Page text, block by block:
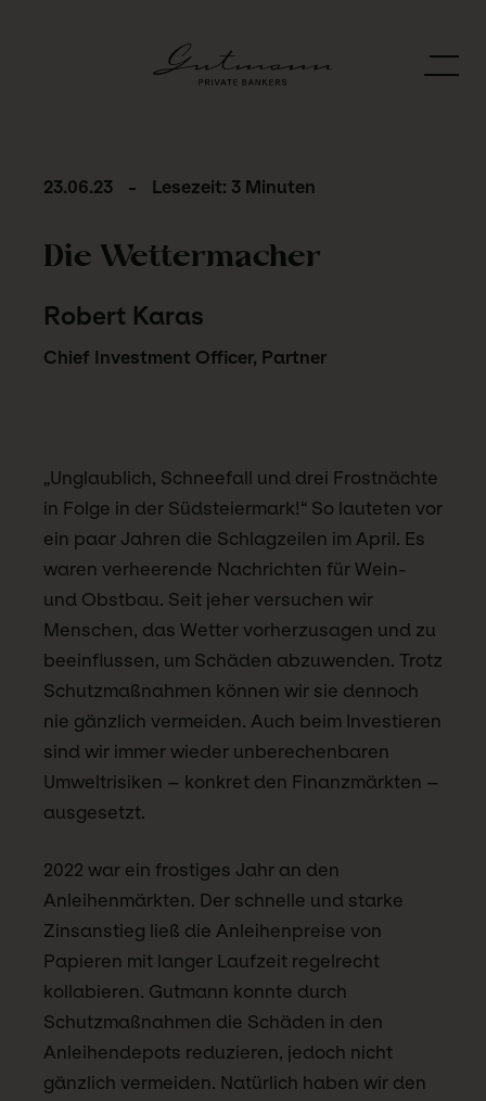
23.06.23 - Lesezeit: 3 Minuten
Die Wettermacher
Robert Karas
Chief Investment Officer, Partner
„Unglaublich, Schneefall und drei Frostnächte
in Folge in der Südsteiermark!“ So lauteten vor
ein paar Jahren die Schlagzeilen im April. Es
waren verheerende Nachrichten für Wein-
und Obstbau. Seit jeher versuchen wir
Menschen, das Wetter vorherzusagen und zu
beeinflussen, um Schäden abzuwenden. Trotz
Schutzmaßnahmen können wir sie dennoch
nie gänzlich vermeiden. Auch beim Investieren
sind wir immer wieder unberechenbaren
Umweltrisiken – konkret den Finanzmärkten –
ausgesetzt.
2022 war ein frostiges Jahr an den
Anleihenmärkten. Der schnelle und starke
Zinsanstieg ließ die Anleihenpreise von
Papieren mit langer Laufzeit regelrecht
kollabieren. Gutmann konnte durch
Schutzmaßnahmen die Schäden in den
Anleihendepots reduzieren, jedoch nicht
gänzlich vermeiden. Natürlich haben wir den